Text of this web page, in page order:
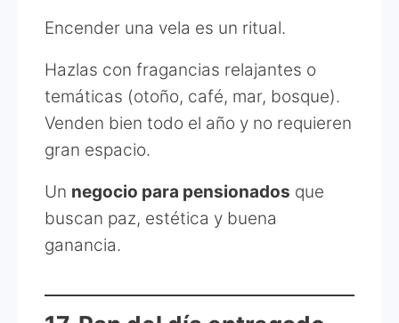
Encender una vela es un ritual.
Hazlas con fragancias relajantes o
temáticas (otoño, café, mar, bosque).
Venden bien todo el año y no requieren
gran espacio.
Un negocio para pensionados que
buscan paz, estética y buena
ganancia.